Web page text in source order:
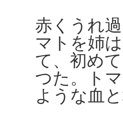
赤くうれ
マトを姉
て、初め
つた。ト
ような血